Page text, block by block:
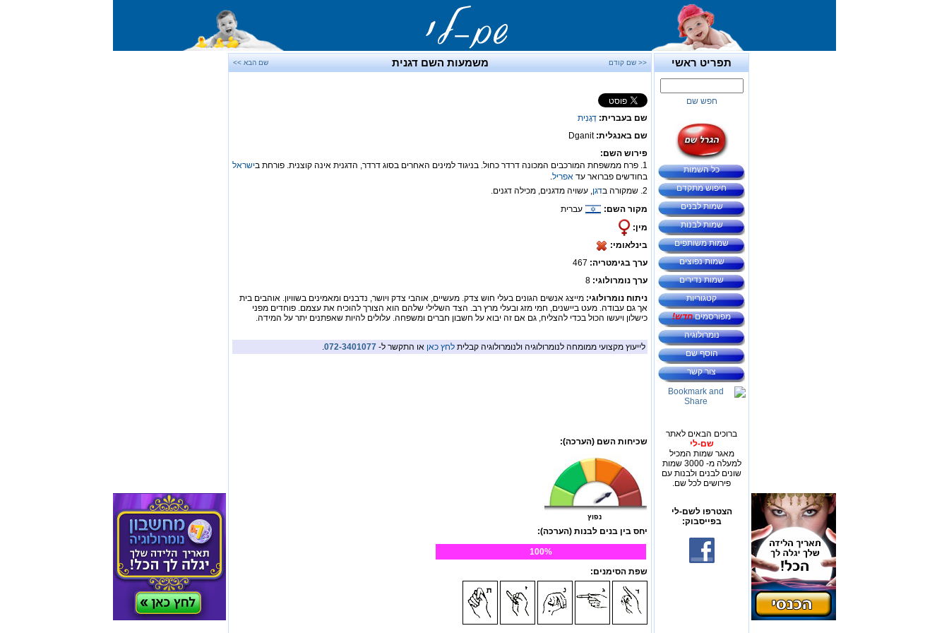
תפריט ראשי
חפש שם
כל השמות
חיפוש מתקדם
שמות לבנים
שמות לבנות
שמות משותפים
שמות נפוצים
שמות נדירים
קטגוריות
מפורסמיםחדש!
נומרולוגיה
הוסף שם
צור קשר
ברוכים הבאים לאתר
שם-לי
מאגר שמות המכיל
למעלה מ- 3000 שמות
שונים לבנים ולבנות עם
פירושים לכל שם.
הצטרפו לשם-לי
בפייסבוק:
<< שם קודם משמעות השם דגנית שם הבא >>
שם בעברית: דְגָנִית
שם באנגלית:Dganit
פירוש השם:
1. פרח ממשפחת המורכבים המכונה דרדר כחול. בניגוד למינים האחרים בסוג דרדר, הדגנית אינה קוצנית. פורחת ב
ישראל
בחודשים פברואר עד אפריל.
2. שמקורה ב
דגן, עשויה מדגנים, מכילה דגנים.
מקור השם:
עברית
מין:
בינלאומי:
ערך בגימטריה:
ערך נומרולוגי: 8
ניתוח נומרולוגי: מייצג אנשים הגונים בעלי חוש צדק. מעשיים, אוהבי צדק ויושר, נדבנים ומאמינים בשוויון. אוהבים בית
אך גם עבודה. מעט ביישנים, חמי מזג ובעלי מרץ רב. הצד השלילי שלהם הוא הצורך להוכיח את עצמם. פוחדים מפני
כישלון ויעשו הכול בכדי להצליח, גם אם זה יבוא על חשבון חברים ומשפחה. עלולים להיות שאפתנים יתר על המידה.
לייעוץ מקצועי ממומחה לנומרולוגיה ולנומרולוגיה קבלית לחץ כאן או התקשר ל- 072-3401077
.
שכיחות השם (הערכה):
נפוץ
יחס בין בנים לבנות (הערכה):
100%
שפת הסימנים: